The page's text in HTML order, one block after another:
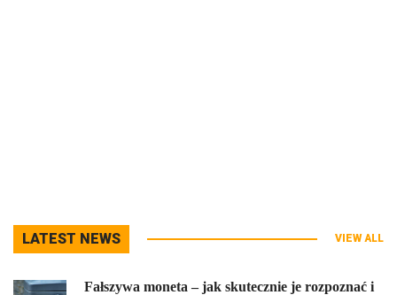
LATEST NEWS VIEW ALL
Fałszywa moneta – jak skutecznie je rozpoznać i